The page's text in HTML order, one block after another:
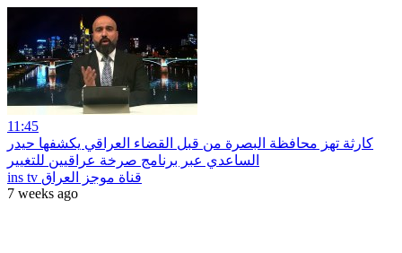
11:45
كارثة تهز محافظة البصرة من قبل القضاء العراقي يكشفها حيدر
الساعدي عبر برنامج صرخة عراقيين للتغيير
ins tv قناة موجز العراق
7 weeks ago